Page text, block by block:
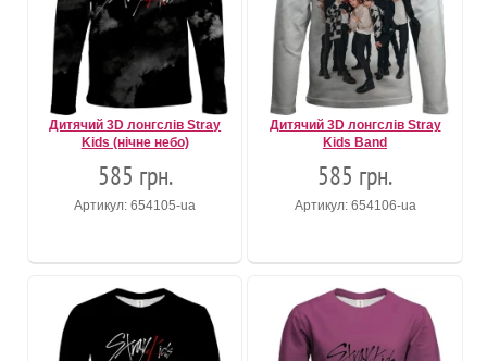
Дитячий 3D лонгслів Stray
Kids (нічне небо)
585 грн.
Артикул: 654105-ua
Дитячий 3D лонгслів Stray
Kids Band
585 грн.
Артикул: 654106-ua